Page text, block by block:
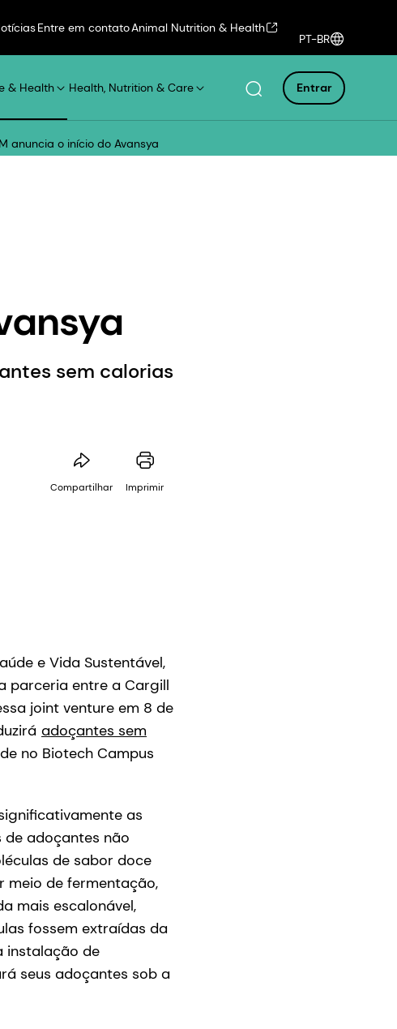
Entre em contatoAnimal Nutrition & Health
PT-BR
& Health Health, Nutrition & Care Entrar
anuncia o início do Avansya
sem calorias
Compartilhar Imprimir
e Vida Sustentável,
parceria entre a Cargill
joint venture em 8 de
adoçantes sem
no Biotech Campus
as
de adoçantes não
de sabor doce
meio de fermentação,
mais escalonável,
fossem extraídas da
instalação de
seus adoçantes sob a